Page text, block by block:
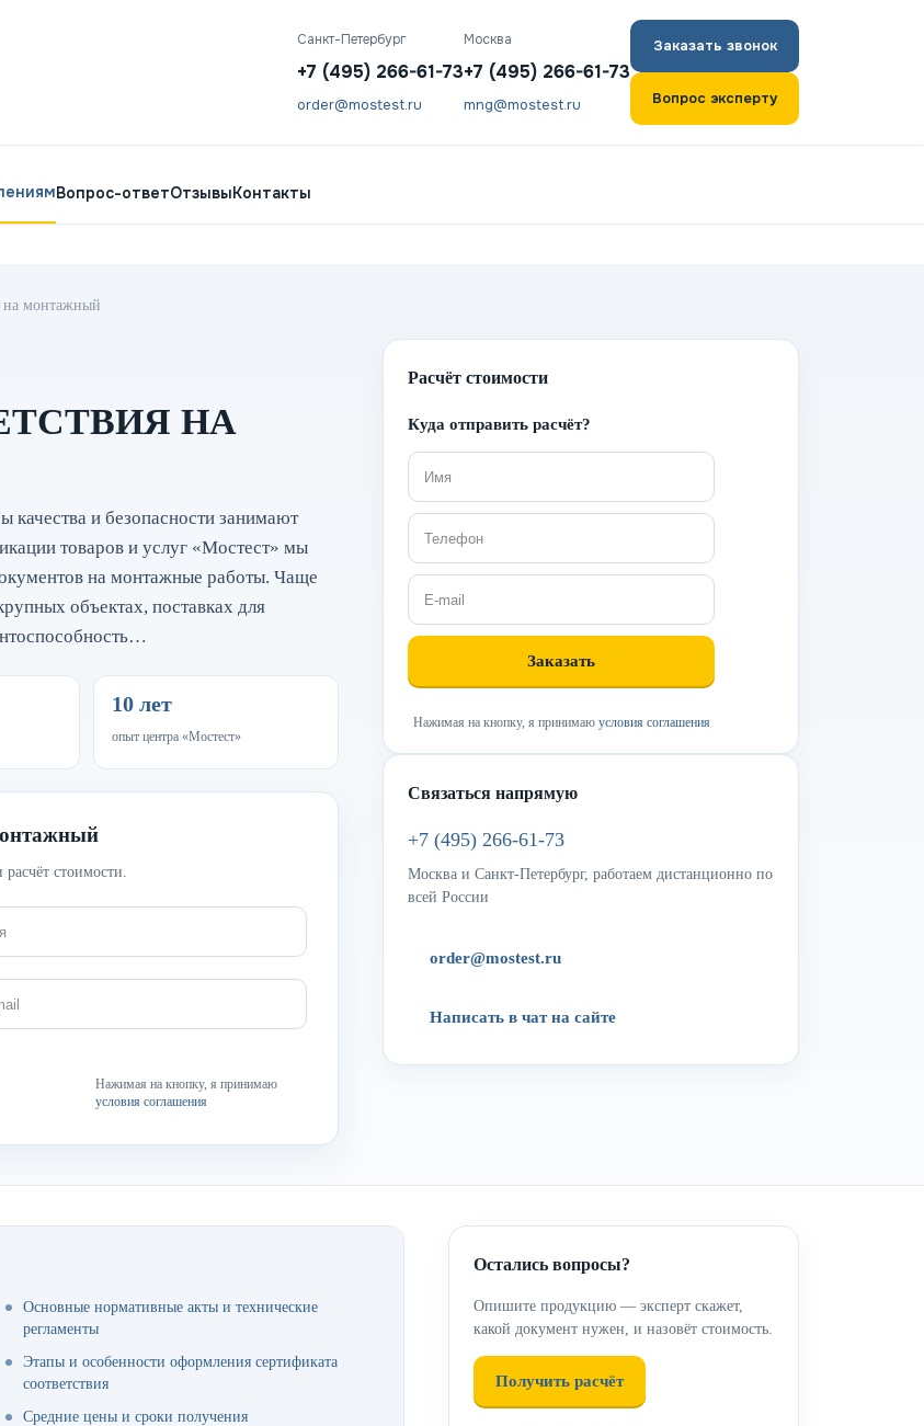
Санкт-Петербург
+7 (495) 266-61-73
order@mostest.ru
Москва
+7 (495) 266-61-73
mng@mostest.ru
Заказать звонок
Вопрос эксперту
Вопрос-ответОтзывыКонтакты
на монтажный
НА
качества и безопасности занимают
товаров и услуг «Мостест» мы
на монтажные работы. Чаще
объектах, поставках для
10 лет
опыт центра «Мостест»
стоимости.
Нажимая на кнопку, я принимаю
условия соглашения
Расчёт стоимости
Куда отправить расчёт?
Нажимая на кнопку, я принимаю условия соглашения
Связаться напрямую
+7 (495) 266-61-73
Москва и Санкт-Петербург, работаем дистанционно по
всей России
order@mostest.ru
Написать в чат на сайте
Основные нормативные акты и технические
регламенты
Этапы и особенности оформления сертификата
соответствия
Средние цены и сроки получения
Остались вопросы?
Опишите продукцию — эксперт скажет,
какой документ нужен, и назовёт стоимость.
Получить расчёт